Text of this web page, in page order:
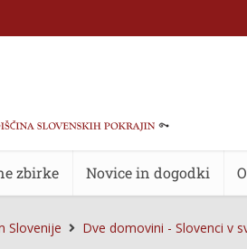
zbirke Novice in dogodki
Slovenije Dve domovini - Slovenci v